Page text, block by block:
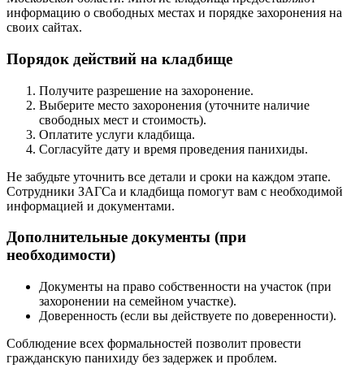
информацию о свободных местах и порядке захоронения на
своих сайтах.
Порядок действий на кладбище
Получите разрешение на захоронение.
Выберите место захоронения (уточните наличие
свободных мест и стоимость).
Оплатите услуги кладбища.
Согласуйте дату и время проведения панихиды.
Не забудьте уточнить все детали и сроки на каждом этапе.
Сотрудники ЗАГСа и кладбища помогут вам с необходимой
информацией и документами.
Дополнительные документы (при
необходимости)
Документы на право собственности на участок (при
захоронении на семейном участке).
Доверенность (если вы действуете по доверенности).
Соблюдение всех формальностей позволит провести
гражданскую панихиду без задержек и проблем.